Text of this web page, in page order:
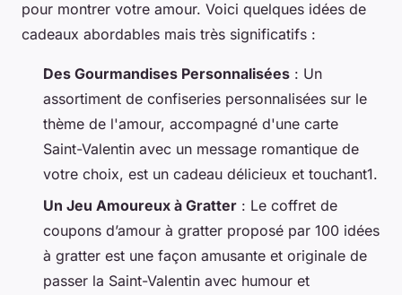
pour montrer votre amour. Voici quelques idées de
cadeaux abordables mais très significatifs :
Des Gourmandises Personnalisées : Un
assortiment de confiseries personnalisées sur le
thème de l'amour, accompagné d'une carte
Saint-Valentin avec un message romantique de
votre choix, est un cadeau délicieux et touchant1.
Un Jeu Amoureux à Gratter : Le coffret de
coupons d’amour à gratter proposé par 100 idées
à gratter est une façon amusante et originale de
passer la Saint-Valentin avec humour et